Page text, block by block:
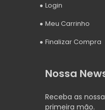
Login
Meu Carrinho
Finalizar Compra
Nossa
Receba as
primeira mão.